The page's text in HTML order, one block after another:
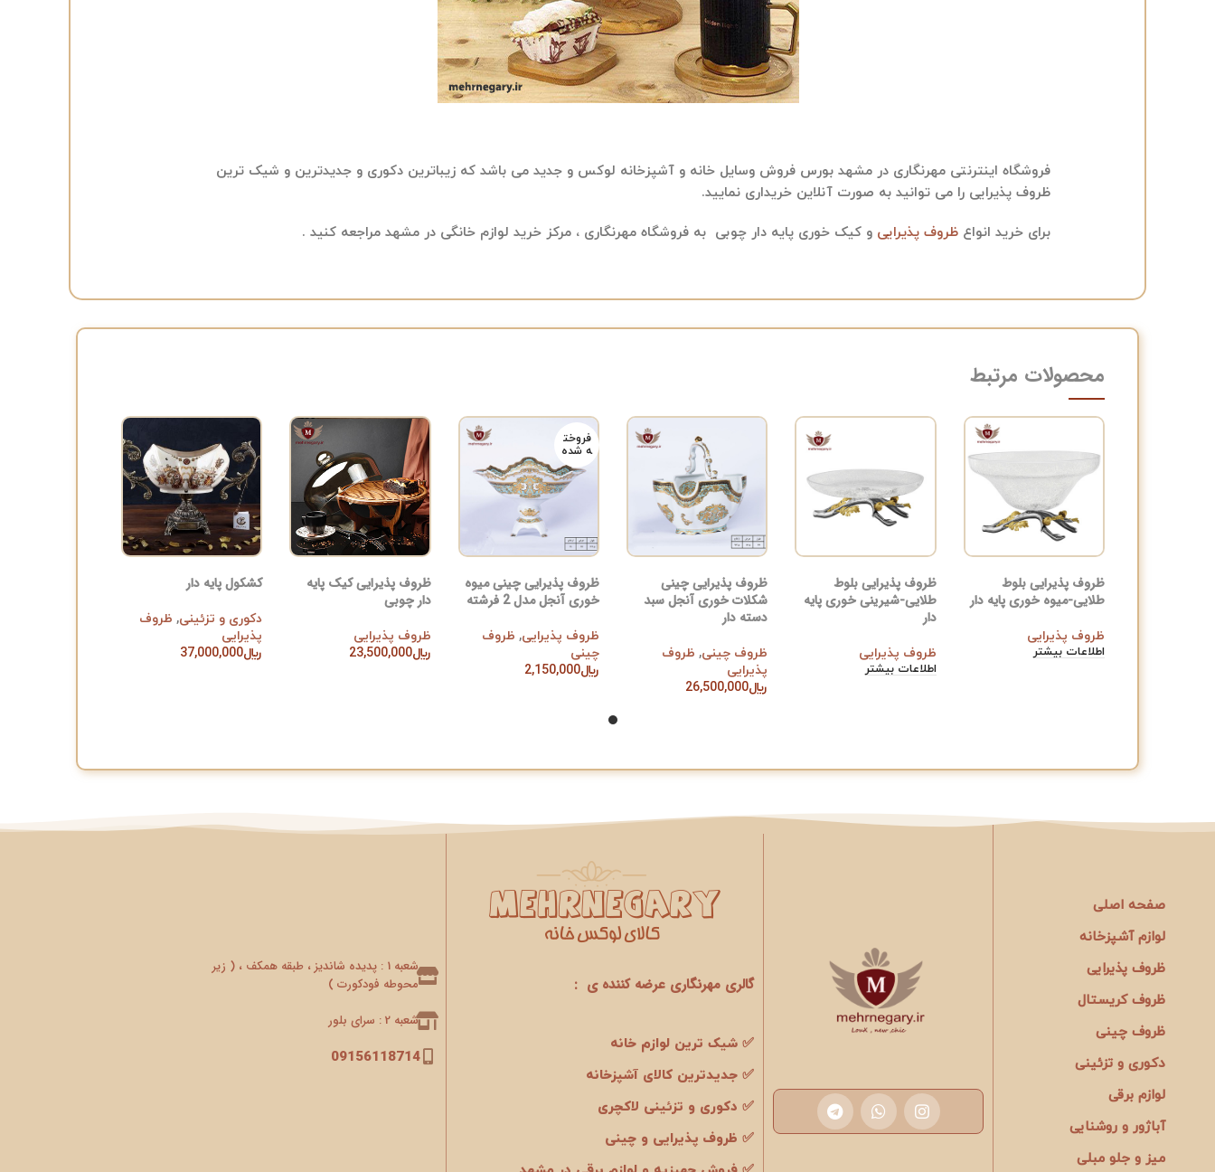
فروشگاه اینترنتی مهرنگاری در مشهد بورس فروش وسایل خانه و آشپزخانه لوکس و جدید می باشد که زیباترین دکوری و جدیدترین و شیک ترین
ظروف پذیرایی را می توانید به صورت آنلاین خریداری نمایید.
برای خرید انواع ظروف پذیرایی و کیک خوری پایه دار چوبی به فروشگاه مهرنگاری ، مرکز خرید لوازم خانگی در مشهد مراجعه کنید .
محصولات مرتبط
ظروف پذیرایی بلوط
طلایی-میوه خوری پایه دار
ظروف پذیرایی
اطلاعات بیشتر
ظروف پذیرایی بلوط
طلایی-شیرینی خوری پایه
دار
ظروف پذیرایی
اطلاعات بیشتر
ظروف پذیرایی چینی
شکلات خوری آنجل سبد
دسته دار
ظروف چینی, ظروف
پذیرایی
﷼26,500,000
فروخت
ه شده
ظروف پذیرایی چینی میوه
خوری آنجل مدل 2 فرشته
ظروف پذیرایی, ظروف
چینی
﷼2,150,000
ظروف پذیرایی کیک پایه
دار چوبی
ظروف پذیرایی
﷼23,500,000
کشکول پایه دار
دکوری و تزئینی, ظروف
پذیرایی
﷼37,000,000
صفحه اصلی
لوازم آشپزخانه
ظروف پذیرایی
ظروف کریستال
ظروف چینی
دکوری و تزئینی
لوازم برقی
آباژور و روشنایی
میز و جلو مبلی
گالری مهرنگاری عرضه کننده ی :
✅ شیک ترین لوازم خانه
✅ جدیدترین کالای آشپزخانه
✅ دکوری و تزئینی لاکچری
✅ ظروف پذیرایی و چینی
شعبه 1 : پدیده شاندیز ، طبقه همکف ، ( زیر
محوطه فودکورت )
شعبه 2 : سرای بلور
09156118714